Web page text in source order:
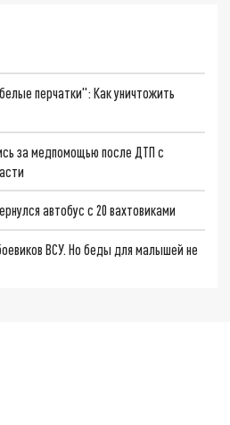
перчатки": Как уничтожить
за медпомощью после ДТП с
автобус с 20 вахтовиками
ВСУ. Но беды для малышей не